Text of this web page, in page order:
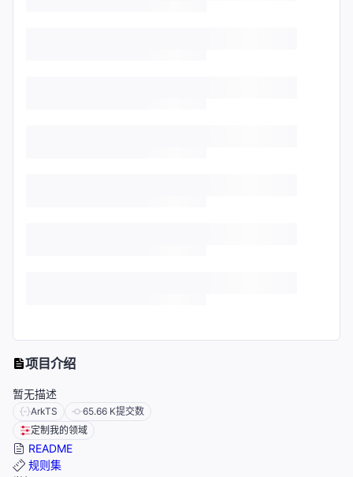
项目介绍
暂无描述
ArkTS 65.66 K提交数
定制我的领域
README
规则集